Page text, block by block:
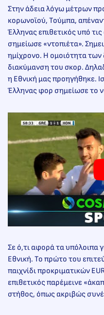
Στην άδεια λόγω μέτρων
κορωνοϊού, Τούμπα,
Έλληνας επιθετικός υπό
σημείωσε «ντοπιέτα».
ημίχρονο. Η ομοιότητα των
διακύμανση του σκορ.
η Εθνική μας προηγήθηκε.
Έλληνας φορ σημείωσε το
Σε ό,τι αφορά τα υπόλοιπα
Εθνική. Το πρώτο του
παιχνίδι προκριματικών
επιθετικός παρέμεινε
στήθος, όπως ακριβώς